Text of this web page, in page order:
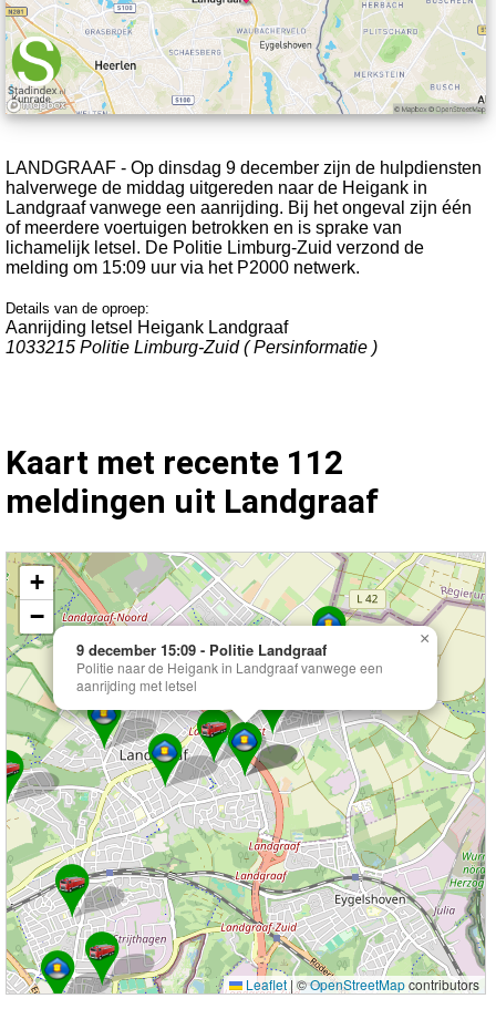
LANDGRAAF - Op dinsdag 9 december zijn de hulpdiensten
halverwege de middag uitgereden naar de Heigank in
Landgraaf vanwege een aanrijding. Bij het ongeval zijn één
of meerdere voertuigen betrokken en is sprake van
lichamelijk letsel. De Politie Limburg-Zuid verzond de
melding om 15:09 uur via het P2000 netwerk.
Details van de oproep:
Aanrijding letsel Heigank Landgraaf
1033215 Politie Limburg-Zuid ( Persinformatie )
Kaart met recente 112
meldingen uit Landgraaf
Kaart Landgraaf met de meest recente 112 meldingen.
9 december 15:09 - Politie Landgraaf
Politie naar de Heigank in Landgraaf vanwege een
aanrijding met letsel
×
+
−
Leaflet|©OpenStreetMapcontributors